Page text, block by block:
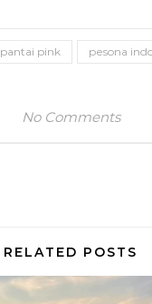
pantai pink
pesona
No Comments
RELATED POSTS